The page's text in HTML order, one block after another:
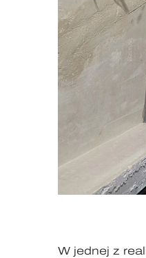
W jednej z